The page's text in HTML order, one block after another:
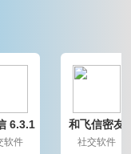
6.3.1
软件
和飞信密友
圈版 6.3.120
社交软件